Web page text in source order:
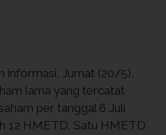
informasi, Jumat (20/5),
lama yang tercatat
per tanggal 6 Juli
12 HMETD. Satu HMETD